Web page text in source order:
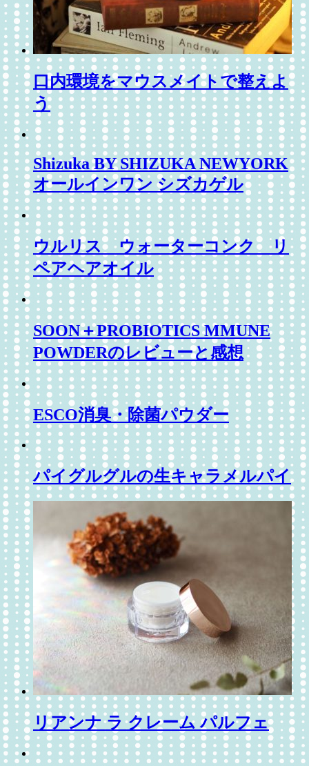
口内環境をマウスメイトで整えよ
う
Shizuka BY SHIZUKA NEWYORK
オールインワン シズカゲル
ウルリス ウォーターコンク リ
ペアヘアオイル
SOON＋PROBIOTICS MMUNE
POWDERのレビューと感想
ESCO消臭・除菌パウダー
パイグルグルの生キャラメルパイ
リアンナ ラ クレーム パルフェ